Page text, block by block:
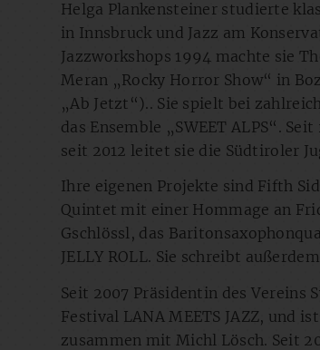
Helga Plankensteiner studierte
in Innsbruck und Jazz am
Jazzworkshops 1994 machte sie
Meran „Rocky Horror Show“ in
„Ab Jetzt“).. Sie spielt bei
das Ensemble „SWEET ALPS“.
seit 2012 leitet sie die Südtiroler
Ihre eigenen Projekte sind Fifth
Quintet mit einer Hommage an
Gschlössl, das
JELLY ROLL. Sie schreibt
Seit 2007 Präsidentin des Vereins
Festival LANA MEETS JAZZ, und
zusammen mit Michl Lösch. Seit